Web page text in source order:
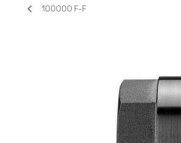
navigate_before 100000 F-F